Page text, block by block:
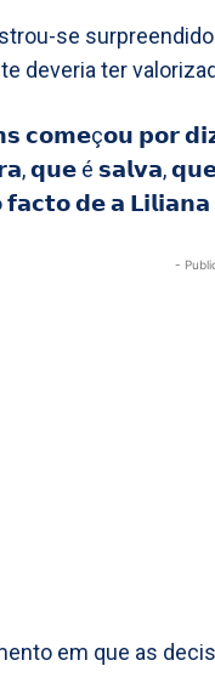
se
deveria ter
𝗰𝗼𝗺𝗲ç𝗼𝘂 𝗽𝗼𝗿
𝗾𝘂𝗲 é 𝘀𝗮𝗹𝘃𝗮,
𝗱𝗲 𝗮
-
em que as